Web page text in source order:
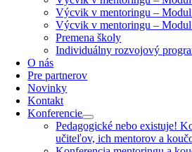
Výcvik v mentoringu – Modul
Výcvik v mentoringu –
Premena školy
Individuálny rozvojový
O nás
Pre partnerov
Novinky
Kontakt
Konferencie
Pedagogické nebo existuje!
učiteľov, ich mentorov a